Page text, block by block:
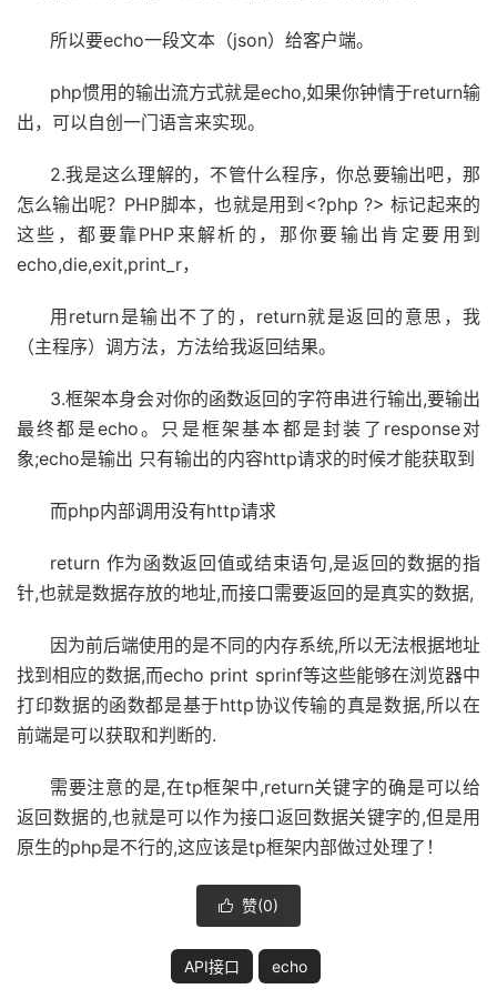
所以要echo一段文本（json）给客户端。
php惯用的输出流方式就是echo,如果你钟情于return输
出，可以自创一门语言来实现。
2.我是这么理解的，不管什么程序，你总要输出吧，那
怎么输出呢？PHP脚本，也就是用到<?php ?> 标记起来的
这些，都要靠PHP来解析的，那你要输出肯定要用到
echo,die,exit,print_r，
用return是输出不了的，return就是返回的意思，我
（主程序）调方法，方法给我返回结果。
3.框架本身会对你的函数返回的字符串进行输出,要输出
最终都是echo。只是框架基本都是封装了response对
象;echo是输出 只有输出的内容http请求的时候才能获取到
而php内部调用没有http请求
return 作为函数返回值或结束语句,是返回的数据的指
针,也就是数据存放的地址,而接口需要返回的是真实的数据,
因为前后端使用的是不同的内存系统,所以无法根据地址
找到相应的数据,而echo print sprinf等这些能够在浏览器中
打印数据的函数都是基于http协议传输的真是数据,所以在
前端是可以获取和判断的.
需要注意的是,在tp框架中,return关键字的确是可以给
返回数据的,也就是可以作为接口返回数据关键字的,但是用
原生的php是不行的,这应该是tp框架内部做过处理了！
 赞(0)
API接口 echo